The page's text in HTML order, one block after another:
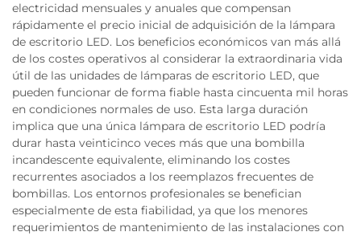
electricidad mensuales y anuales que compensan
rápidamente el precio inicial de adquisición de la lámpara
de escritorio LED. Los beneficios económicos van más allá
de los costes operativos al considerar la extraordinaria vida
útil de las unidades de lámparas de escritorio LED, que
pueden funcionar de forma fiable hasta cincuenta mil horas
en condiciones normales de uso. Esta larga duración
implica que una única lámpara de escritorio LED podría
durar hasta veinticinco veces más que una bombilla
incandescente equivalente, eliminando los costes
recurrentes asociados a los reemplazos frecuentes de
bombillas. Los entornos profesionales se benefician
especialmente de esta fiabilidad, ya que los menores
requerimientos de mantenimiento de las instalaciones con